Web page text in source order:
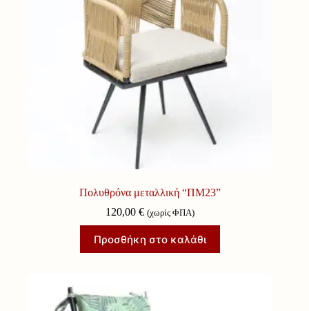
Πολυθρόνα μεταλλική “ΠΜ23”
120,00 € (χωρίς ΦΠΑ)
Προσθήκη στο καλάθι